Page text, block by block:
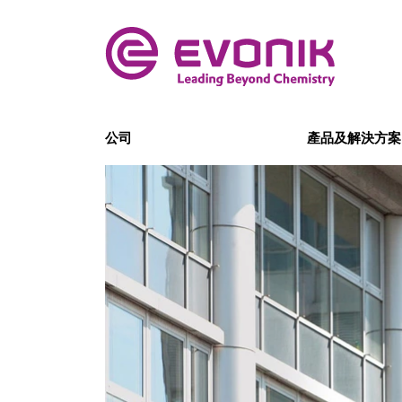
公司 產品及解決方案